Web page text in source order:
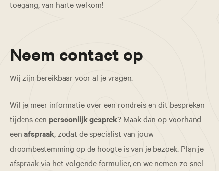
toegang, van harte welkom!
Neem contact op
Wij zijn bereikbaar voor al je vragen.
Wil je meer informatie over een rondreis en dit bespreken
tijdens een persoonlijk gesprek? Maak dan op voorhand
een afspraak, zodat de specialist van jouw
droombestemming op de hoogte is van je bezoek. Plan je
afspraak via het volgende formulier, en we nemen zo snel